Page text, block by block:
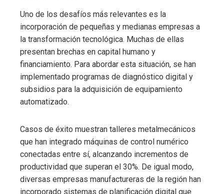
Uno de los desafíos más relevantes es la
incorporación de pequeñas y medianas empresas a
la transformación tecnológica. Muchas de ellas
presentan brechas en capital humano y
financiamiento. Para abordar esta situación, se han
implementado programas de diagnóstico digital y
subsidios para la adquisición de equipamiento
automatizado.
Casos de éxito muestran talleres metalmecánicos
que han integrado máquinas de control numérico
conectadas entre sí, alcanzando incrementos de
productividad que superan el 30%. De igual modo,
diversas empresas manufactureras de la región han
incorporado sistemas de planificación digital que